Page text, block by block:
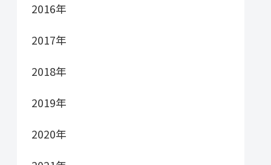
2016年
2017年
2018年
2019年
2020年